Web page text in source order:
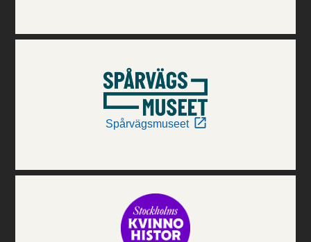
Spårvägsmuseet